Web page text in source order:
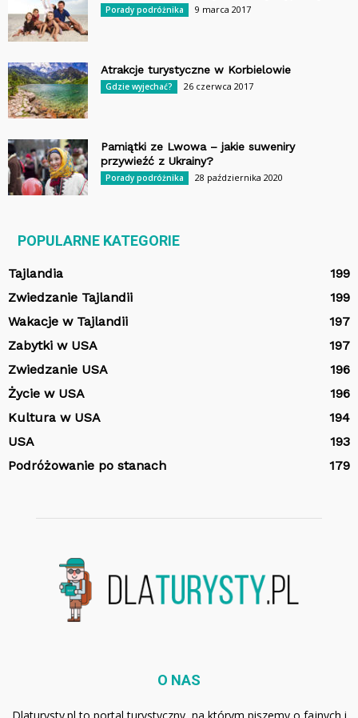
Porady podróżnika 9 marca 2017
Atrakcje turystyczne w Korbielowie
Gdzie wyjechać? 26 czerwca 2017
Pamiątki ze Lwowa – jakie suweniry
przywieźć z Ukrainy?
Porady podróżnika 28 października 2020
POPULARNE KATEGORIE
Tajlandia
199
Zwiedzanie Tajlandii
199
Wakacje w Tajlandii
197
Zabytki w USA
197
Zwiedzanie USA
196
Życie w USA
196
Kultura w USA
194
USA
193
Podróżowanie po stanach
179
O NAS